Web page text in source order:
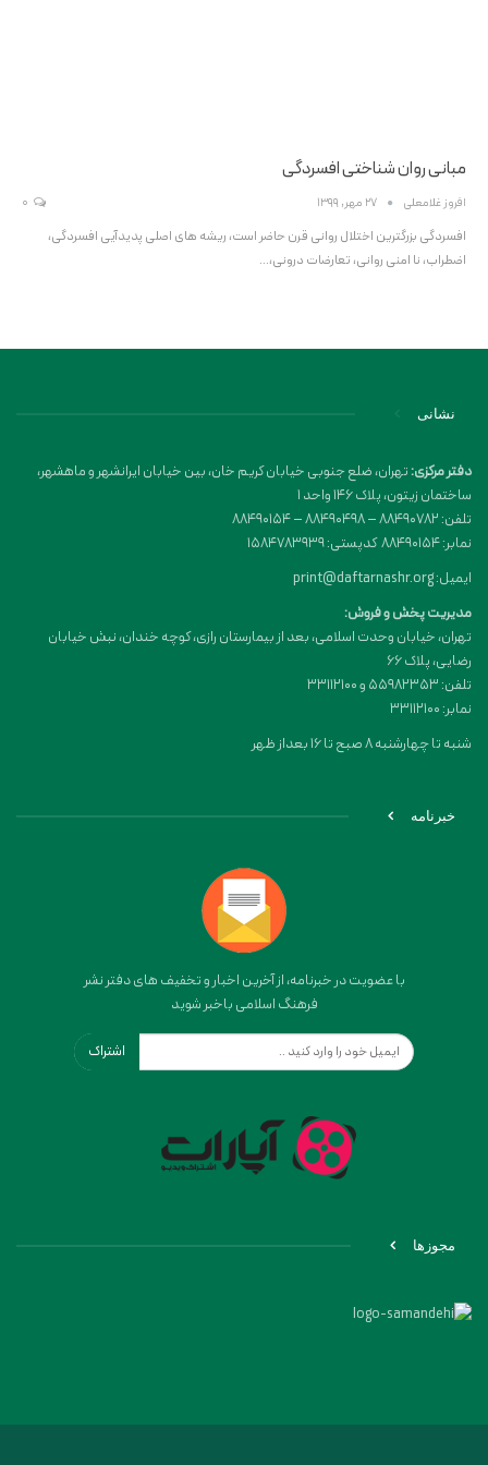
مبانی روان شناختی افسردگی
افروز غلامعلی 27 مهر, 1399
افسردگی بزرگترین اختلال روانی قرن حاضر است، ریشه های اصلی پدیدآیی افسردگی،
اضطراب، نا امنی روانی، تعارضات درونی،…
نشانی
دفتر مرکزی:تهران، ضلع جنوبی خیابان کریم خان، بین خیابان ایرانشهر و ماهشهر،
ساختمان زیتون، پلاک 146 واحد 1
تلفن: 88490782 – 88490498 – 88490154
نمابر: 88490154 کدپستی: 1584783939
ایمیل: print@daftarnashr.org
مدیریت پخش و فروش:
تهران، خیابان وحدت اسلامی، بعد از بیمارستان رازی، کوچه خندان، نبش خیابان
رضایی، پلاک ۶۶
تلفن: 55982353 و 33112100
نمابر: 33112100
شنبه تا چهارشنبه 8 صبح تا 16 بعداز ظهر
خبرنامه
با عضویت در خبرنامه، از آخرین اخبار و تخفیف های دفتر نشر
فرهنگ اسلامی باخبر شوید
اشتراک
مجوزها